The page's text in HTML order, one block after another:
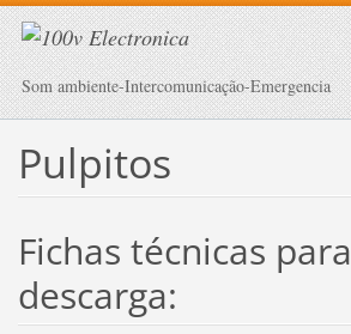
Som ambiente-Intercomunicação-Emergencia
Pulpitos
Fichas técnicas para
descarga: